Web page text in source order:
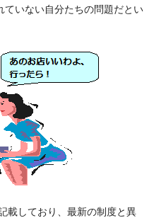
ていない自分たちの問題だとい
載しており、最新の制度と異